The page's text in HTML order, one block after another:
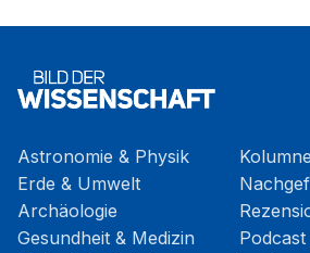
Astronomie & Physik
Erde & Umwelt
Archäologie
Gesundheit & Medizin
Podcast